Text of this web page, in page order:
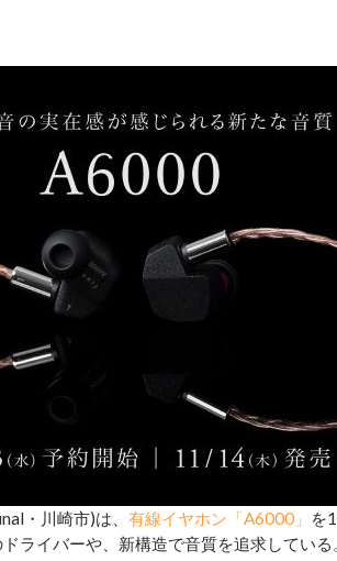
・川崎市)は、 有線イヤホン「A6000」
を
ライバーや、新構造で音質を追求してい